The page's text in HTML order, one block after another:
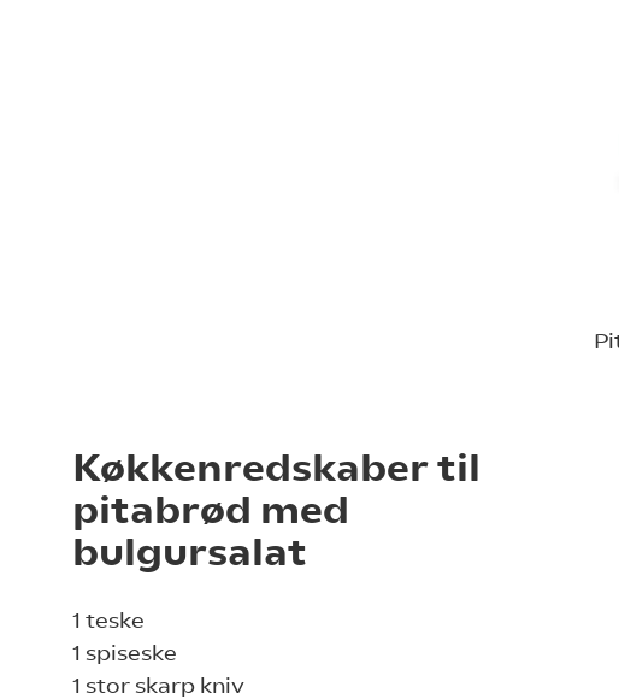
Køkkenredskaber til
pitabrød med
bulgursalat
1 teske
1 spiseske
1 stor skarp kniv